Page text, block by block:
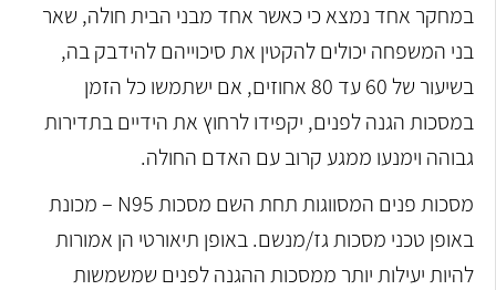
במחקר אחד נמצא כי כאשר אחד מבני הבית חולה, שאר
בני המשפחה יכולים להקטין את סיכוייהם להידבק בה,
בשיעור של 60 עד 80 אחוזים, אם ישתמשו כל הזמן
במסכות הגנה לפנים, יקפידו לרחוץ את הידיים בתדירות
גבוהה וימנעו ממגע קרוב עם האדם החולה.
מסכות פנים המסווגות תחת השם מסכות N95 – מכונת
באופן טכני מסכות גז/מנשם. באופן תיאורטי הן אמורות
להיות יעילות יותר ממסכות ההגנה לפנים שמשמשות